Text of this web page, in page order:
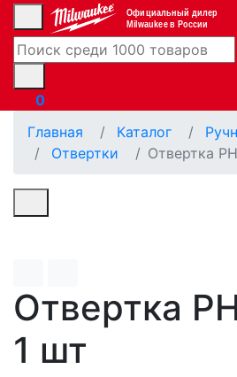
Официальный дилер
Milwaukee в России
0
Главная
Каталог
Отвертки
Отвертка
Отвертка
1 шт